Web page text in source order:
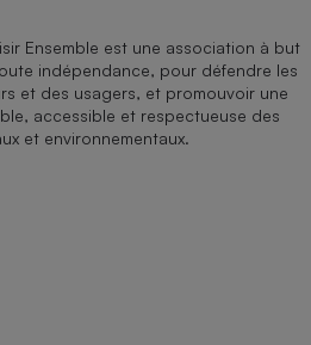
Ensemble est une association à but
indépendance, pour défendre les
et des usagers, et promouvoir une
accessible et respectueuse des
et environnementaux.